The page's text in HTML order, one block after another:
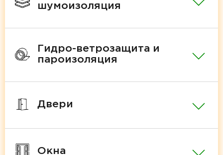
шумоизоляция
Гидро-ветрозащита и
пароизоляция
Двери
Окна